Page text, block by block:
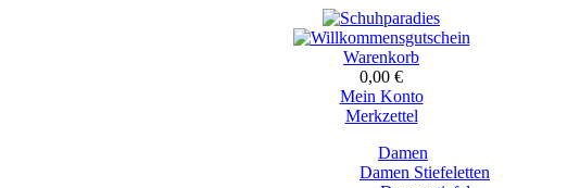
Warenkorb
0,00 €
Mein Konto
Merkzettel
Damen
Damen Stiefeletten